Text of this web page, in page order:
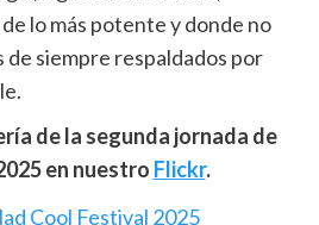
lo más potente y donde no
de siempre respaldados por
de la segunda jornada de
en nuestro Flickr.